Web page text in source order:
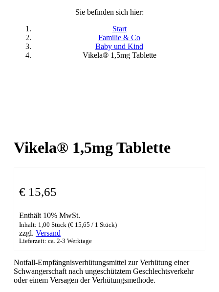
Sie befinden sich hier:
Start
Familie & Co
Baby und Kind
Vikela® 1,5mg Tablette
Vikela® 1,5mg Tablette
€ 15,65
Enthält 10% MwSt.
Inhalt: 1,00 Stück (€ 15,65 / 1 Stück)
zzgl. Versand
Lieferzeit: ca. 2-3 Werktage
Notfall-Empfängnisverhütungsmittel zur Verhütung einer
Schwangerschaft nach ungeschütztem Geschlechtsverkehr
oder einem Versagen der Verhütungsmethode.